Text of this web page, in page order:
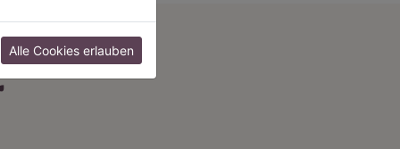
Alle Cookies erlauben